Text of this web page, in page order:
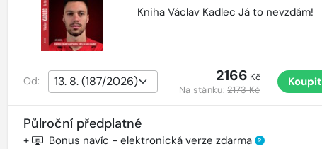
Kniha Václav Kadlec Já to nevzdám!
Od: 2166 Kč
Na stánku:2173 Kč
Koupit
Půlroční předplatné
+ Bonus navíc - elektronická verze zdarma ?